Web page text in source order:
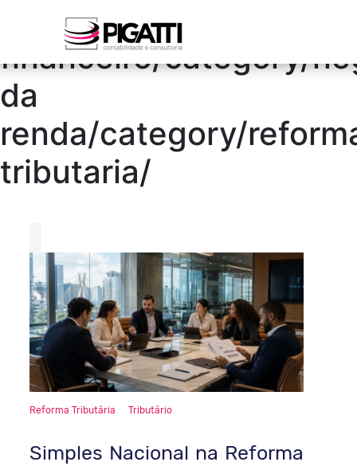
/blog/category/bpo
financeiro/category/
da
renda/category/
tributaria/
Reforma Tributária Tributário
Simples Nacional na Reforma